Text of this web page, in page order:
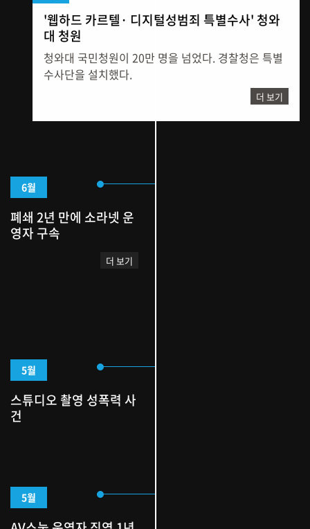
'웹하드 카르텔· 디지털성범죄 특별수사' 청와
대 청원
청와대 국민청원이 20만 명을 넘었다. 경찰청은 특별
수사단을 설치했다.
더 보기
6월
폐쇄 2년 만에 소라넷 운
영자 구속
더 보기
5월
스튜디오 촬영 성폭력 사
건
5월